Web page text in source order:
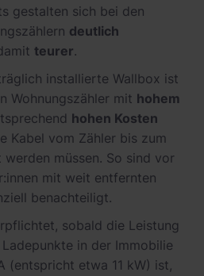
gestalten sich bei den
deutlich
teurer.
installierte Wallbox ist
Wohnungszähler mit hohem
hohen Kosten
Kabel vom Zähler bis zum
müssen. So sind vor
mit weit entfernten
benachteiligt.
sobald die Leistung
in der Immobilie
(entspricht etwa 11 kW) ist,